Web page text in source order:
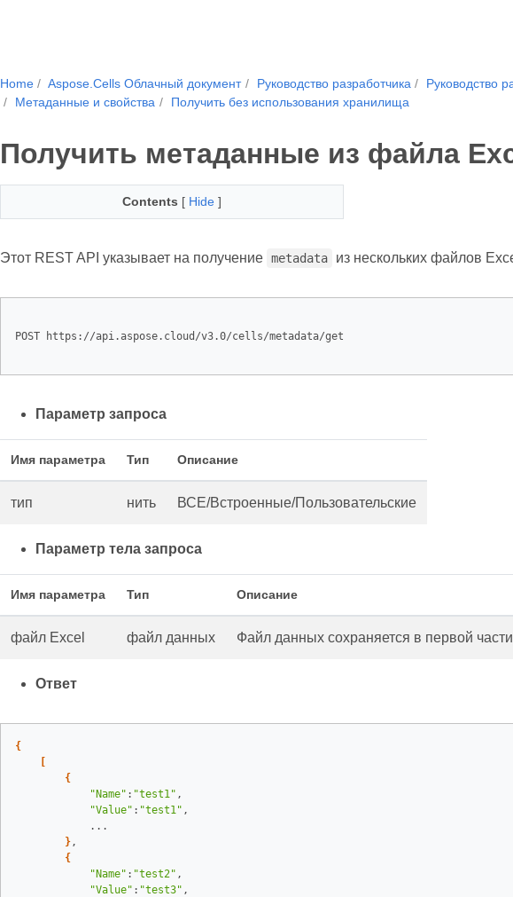
Home Aspose.Cells Облачный документ Руководство разработчика Руководство
Метаданные и свойства
Получить без использования хранилища
Получить метаданные из файла
Contents [ Hide ]
Этот REST API указывает на получение metadata из нескольких файлов
POST https://api.aspose.cloud/v3.0/cells/metadata/get
Параметр запроса
Имя параметра Тип Описание
тип нить ВСЕ/Встроенные/Пользовательские
Параметр тела запроса
Имя параметра Тип Описание
файл Excel файл данных Файл данных сохраняется в первой
Ответ
{
{
"Name" : "test1" ,
"Value" : "test1" ,
            ...
},
{
"Name" : "test2" ,
"Value" : "test3" ,